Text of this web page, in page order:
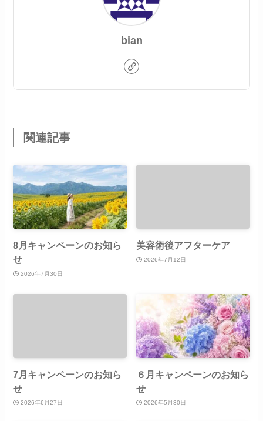
bian
関連記事
8月キャンペーンのお知ら
せ
2026年7月30日
美容術後アフターケア
2026年7月12日
7月キャンペーンのお知ら
せ
2026年6月27日
６月キャンペーンのお知ら
せ
2026年5月30日